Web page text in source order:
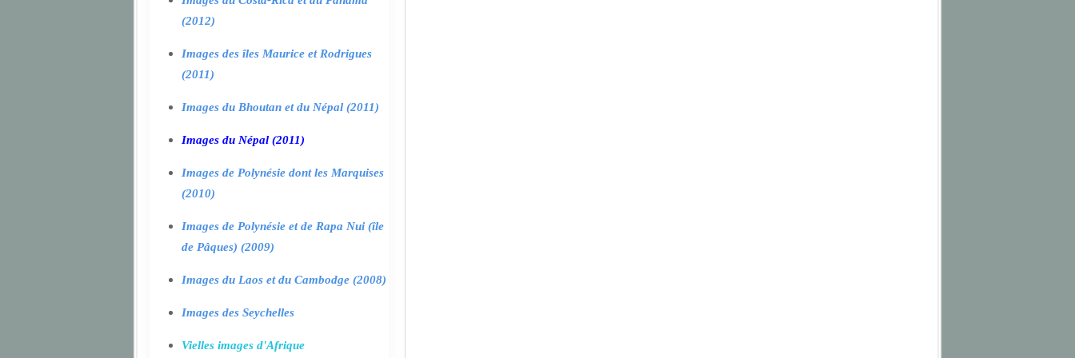
(2012)
Images des îles Maurice et Rodrigues
(2011)
Images du Bhoutan et du Népal (2011)
Images du Népal (2011)
Images de Polynésie dont les Marquises
(2010)
Images de Polynésie et de Rapa Nui (île
de Pâques) (2009)
Images du Laos et du Cambodge (2008)
Images des Seychelles
Vielles images d'Afrique